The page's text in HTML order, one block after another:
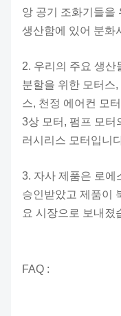
앙 공기 조화기들을
생산함에 있어 분화
2. 우리의 주요 생산
분할을 위한 모터스
스, 천정 에어컨 모
3상 모터, 펌프 모터
러시리스 모터입니
3. 자사 제품은 로에
승인받았고 제품이
요 시장으로 보내졌
FAQ :